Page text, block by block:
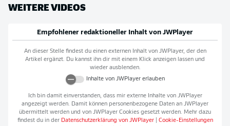
WEITERE VIDEOS
Empfohlener redaktioneller Inhalt von JWPlayer
An dieser Stelle findest du einen externen Inhalt von JWPlayer, der den
Artikel ergänzt. Du kannst ihn dir mit einem Klick anzeigen lassen und
wieder ausblenden.
Inhalte von JWPlayererlauben
Ich bin damit einverstanden, dass mir externe Inhalte von JWPlayer
angezeigt werden. Damit können personenbezogene Daten an JWPlayer
übermittelt werden und von JWPlayer Cookies gesetzt werden. Mehr dazu
findest du in der Datenschutzerklärung von JWPlayer| Cookie-Einstellungen